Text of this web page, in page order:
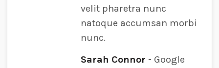
velit pharetra nunc
natoque accumsan morbi
nunc.
Sarah Connor
Google